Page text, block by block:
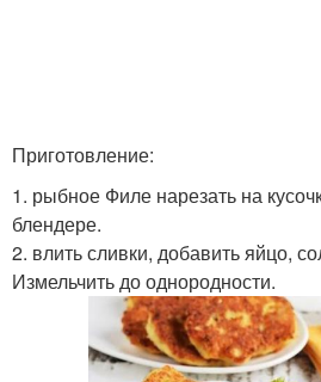
Приготовление:
1. рыбное Филе нарезать на
блендере.
2. влить сливки, добавить яйцо,
Измельчить до однородности.